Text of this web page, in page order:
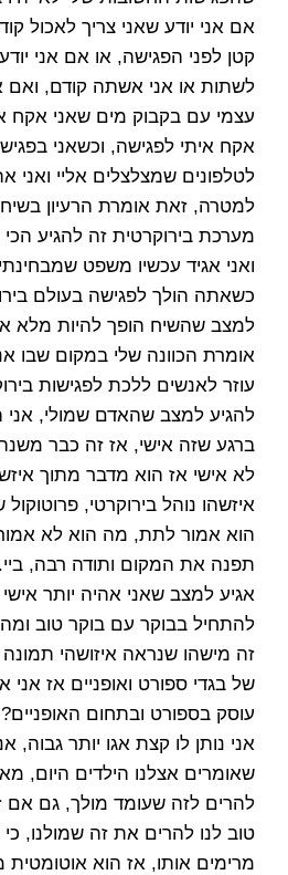
אם אני יודע שאני צריך לאכול
קטן לפני הפגישה, או אם אני
לשתות או אני אשתה קודם, ואם
עצמי עם בקבוק מים שאני אקח
אקח איתי לפגישה, וכשאני
לטלפונים שמצלצלים אליי ואני
למטרה, זאת אומרת הרעיון
מערכת בירוקרטית זה להגיע הכי
ואני אגיד עכשיו משפט
כשאתה הולך לפגישה בעולם
למצב שהשיח הופך להיות מלא
אומרת הכוונה שלי במקום שבו
עוזר לאנשים ללכת לפגישות
להגיע למצב שהאדם שמולי, אני
ברגע שזה אישי, אז זה כבר
לא אישי אז הוא מדבר מתוך
איזשהו נוהל בירוקרטי,
הוא אמור לתת, מה הוא לא
תפנה את המקום ותודה רבה,
אגיע למצב שאני אהיה יותר
להתחיל בבוקר עם בוקר טוב
זה מישהו שנראה איזושהי
של בגדי ספורט ואופניים אז
עוסק בספורט ובתחום
אני נותן לו קצת אגו יותר גבוה,
שאומרים אצלנו הילדים היום,
להרים לזה שעומד מולך, גם אם
טוב לנו להרים את זה שמולנו,
מרימים אותו, אז הוא אוטומטית